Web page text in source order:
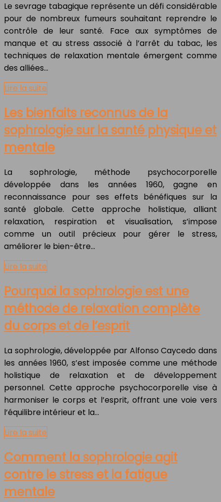
Le sevrage tabagique représente un défi considérable
pour de nombreux fumeurs souhaitant reprendre le
contrôle de leur santé. Face aux symptômes de
manque et au stress associé à l’arrêt du tabac, les
techniques de relaxation mentale émergent comme
des alliées…
Lire la suite
Les bienfaits reconnus de la
sophrologie sur la santé physique et
mentale
La sophrologie, méthode psychocorporelle
développée dans les années 1960, gagne en
reconnaissance pour ses effets bénéfiques sur la
santé globale. Cette approche holistique, alliant
relaxation, respiration et visualisation, s’impose
comme un outil précieux pour gérer le stress,
améliorer le bien-être…
Lire la suite
Pourquoi la sophrologie est une
méthode de relaxation complète
du corps et de l’esprit
La sophrologie, développée par Alfonso Caycedo dans
les années 1960, s’est imposée comme une méthode
holistique de relaxation et de développement
personnel. Cette approche psychocorporelle vise à
harmoniser le corps et l’esprit, offrant une voie vers
l’équilibre intérieur et la…
Lire la suite
Comment la sophrologie agit
contre le stress et la fatigue
mentale